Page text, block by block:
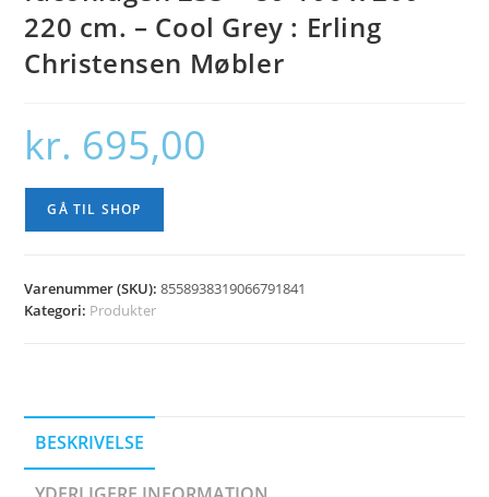
220 cm. – Cool Grey : Erling
Christensen Møbler
kr. 695,00
GÅ TIL SHOP
Varenummer (SKU):8558938319066791841
Kategori: Produkter
BESKRIVELSE